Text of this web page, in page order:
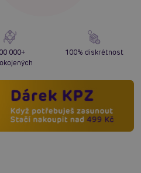
000+
100% diskrétnost